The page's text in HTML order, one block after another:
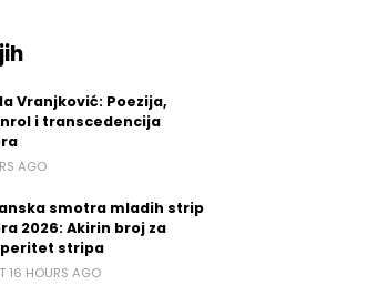
Vranjković: Poezija,
i transcedencija
AGO
smotra mladih strip
2026: Akirin broj za
stripa
16 HOURS AGO